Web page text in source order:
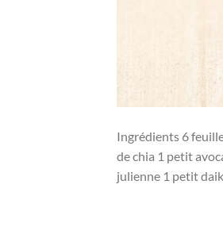
Ingrédients 6
de chia 1 petit
julienne 1 petit